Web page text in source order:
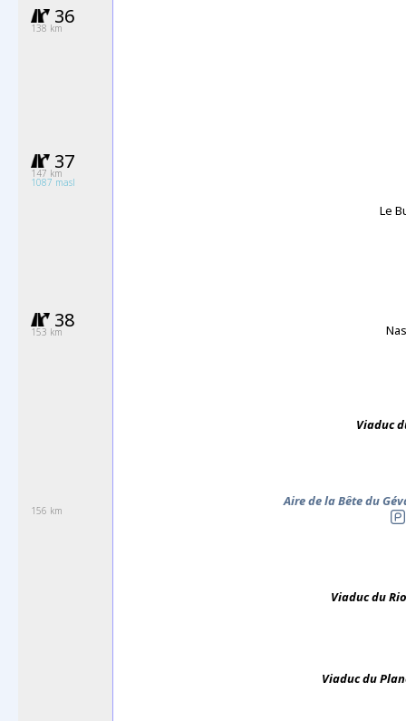
36
138 km
37
147 km
1087 masl
Le
38
153 km
Viaduc
156 km
Aire de la Bête du
Viaduc du
Viaduc du